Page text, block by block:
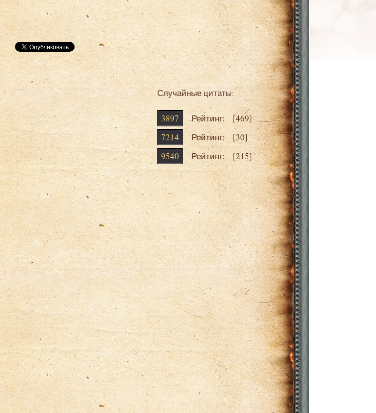
Случайные цитаты:
3897 Рейтинг: [469]
7214
Рейтинг: [30]
9540
Рейтинг: [215]